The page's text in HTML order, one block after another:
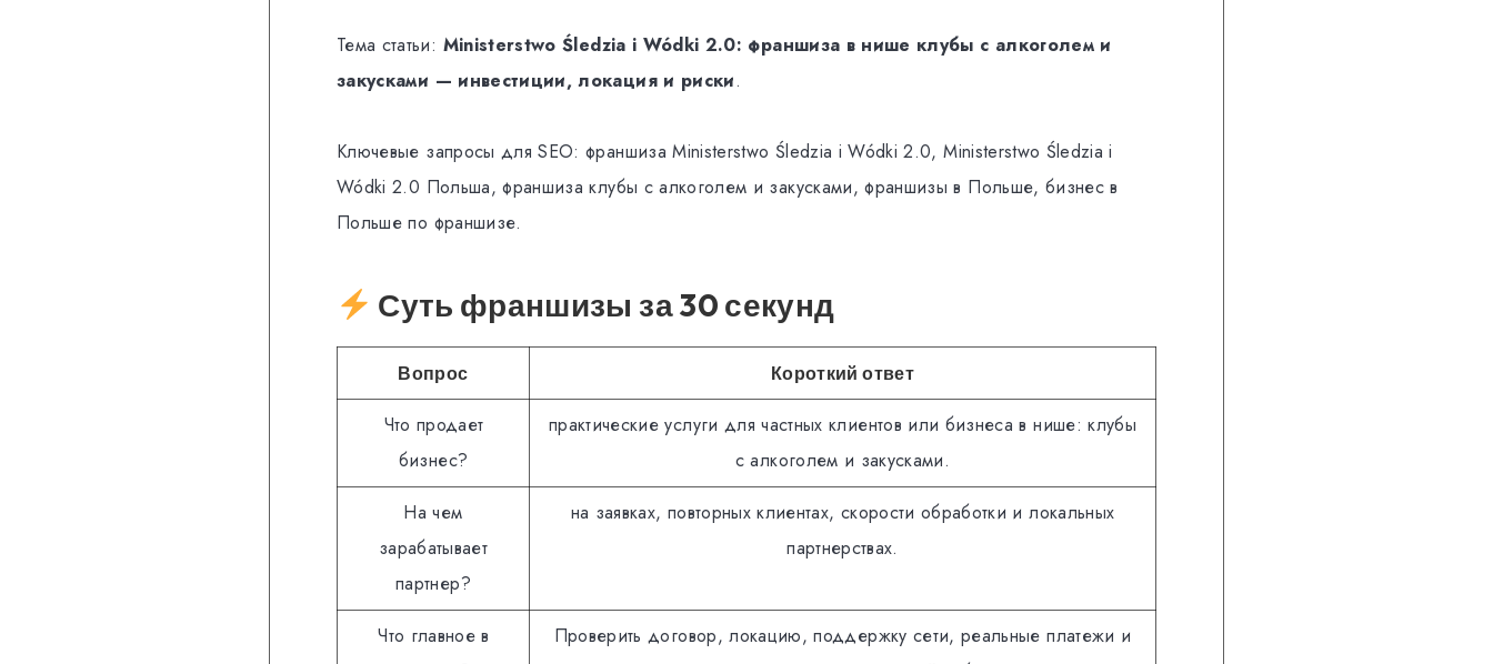
Тема статьи: Ministerstwo Śledzia i Wódki 2.0: франшиза в нише клубы с алкоголем и
закусками — инвестиции, локация и риски.
Ключевые запросы для SEO: франшиза Ministerstwo Śledzia i Wódki 2.0, Ministerstwo Śledzia i
Wódki 2.0 Польша, франшиза клубы с алкоголем и закусками, франшизы в Польше, бизнес в
Польше по франшизе.
Суть франшизы за 30 секунд
Вопрос Короткий ответ
Что продает
бизнес?
практические услуги для частных клиентов или бизнеса в нише: клубы
с алкоголем и закусками.
На чем
зарабатывает
партнер?
на заявках, повторных клиентах, скорости обработки и локальных
партнерствах.
Что главное в
Проверить договор, локацию, поддержку сети, реальные платежи и